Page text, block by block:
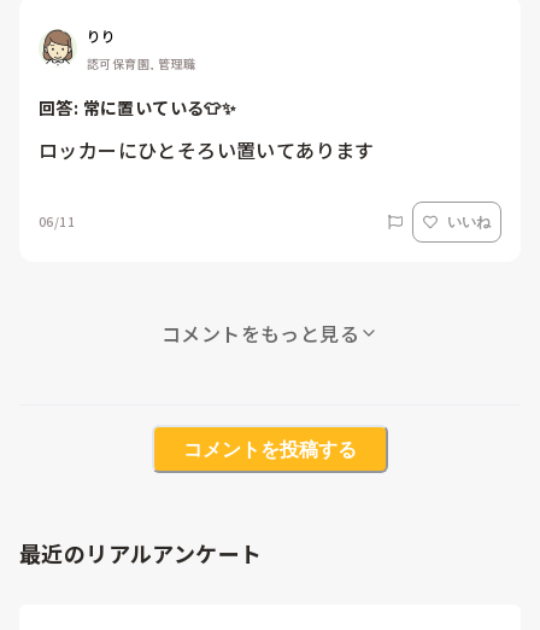
りり
認可保育園, 管理職
回答: 常に置いている👕✨
ロッカーにひとそろい置いてあります
06/11 いいね
コメントをもっと見る
コメントを投稿する
最近のリアルアンケート